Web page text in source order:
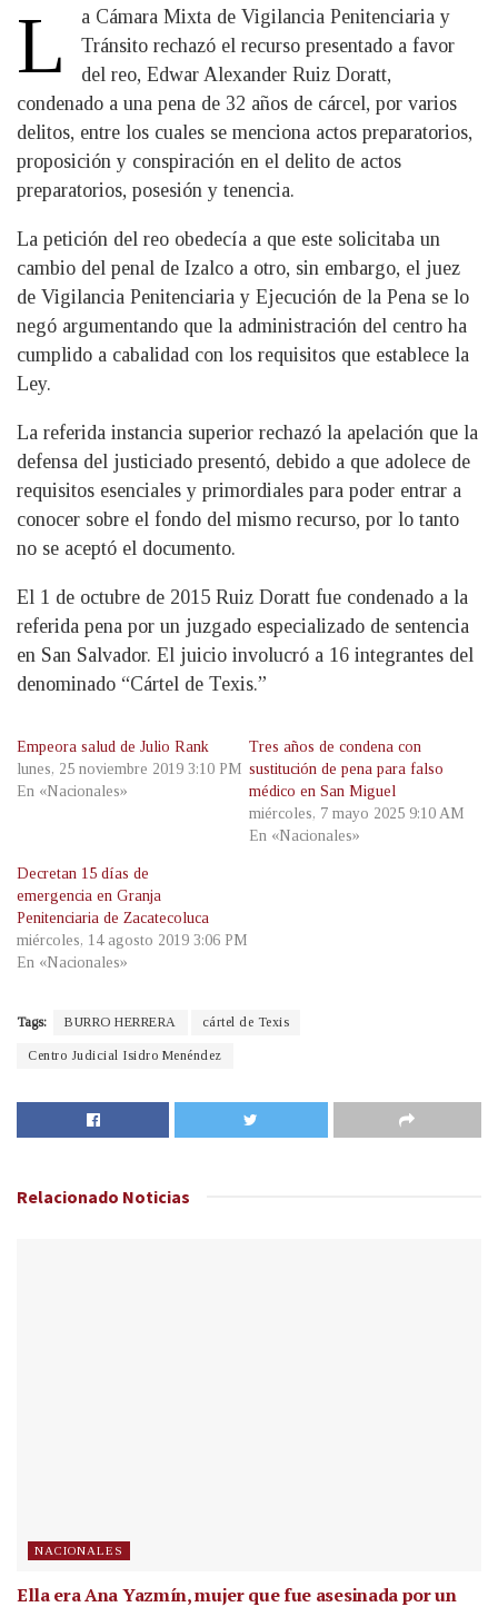
L
a Cámara Mixta de Vigilancia Penitenciaria y
Tránsito rechazó el recurso presentado a favor
del reo, Edwar Alexander Ruiz Doratt,
condenado a una pena de 32 años de cárcel, por varios
delitos, entre los cuales se menciona actos preparatorios,
proposición y conspiración en el delito de actos
preparatorios, posesión y tenencia.
La petición del reo obedecía a que este solicitaba un
cambio del penal de Izalco a otro, sin embargo, el juez
de Vigilancia Penitenciaria y Ejecución de la Pena se lo
negó argumentando que la administración del centro ha
cumplido a cabalidad con los requisitos que establece la
Ley.
La referida instancia superior rechazó la apelación que la
defensa del justiciado presentó, debido a que adolece de
requisitos esenciales y primordiales para poder entrar a
conocer sobre el fondo del mismo recurso, por lo tanto
no se aceptó el documento.
El 1 de octubre de 2015 Ruiz Doratt fue condenado a la
referida pena por un juzgado especializado de sentencia
en San Salvador. El juicio involucró a 16 integrantes del
denominado “Cártel de Texis.”
Empeora salud de Julio Rank
lunes, 25 noviembre 2019 3:10 PM
En «Nacionales»
Tres años de condena con
sustitución de pena para falso
médico en San Miguel
miércoles, 7 mayo 2025 9:10 AM
En «Nacionales»
Decretan 15 días de
emergencia en Granja
Penitenciaria de Zacatecoluca
miércoles, 14 agosto 2019 3:06 PM
En «Nacionales»
Tags: BURRO HERRERA cártel de Texis
Centro Judicial Isidro Menéndez
Relacionado Noticias
NACIONALES
Ella era Ana Yazmín, mujer que fue asesinada por un